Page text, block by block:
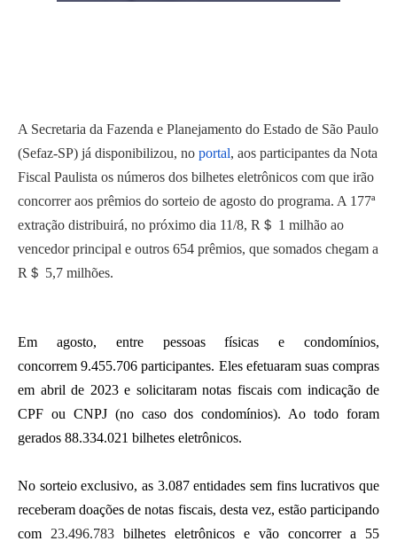
A Secretaria da Fazenda e Planejamento do Estado de São Paulo
(Sefaz-SP) já disponibilizou, no portal, aos participantes da Nota
Fiscal Paulista os números dos bilhetes eletrônicos com que irão
concorrer aos prêmios do sorteio de agosto do programa. A 177ª
extração distribuirá, no próximo dia 11/8, R＄ 1 milhão ao
vencedor principal e outros 654 prêmios, que somados chegam a
R＄ 5,7 milhões.
Em agosto, entre pessoas físicas e condomínios,
concorrem9.455.706participantes. Eles efetuaram suas compras
em abril de 2023 e solicitaram notas fiscais com indicação de
CPF ou CNPJ (no caso dos condomínios). Ao todo foram
gerados 88.334.021 bilhetes eletrônicos.
No sorteio exclusivo, as 3.087 entidades sem fins lucrativos que
receberam doações de notas fiscais, desta vez, estão participando
com 23.496.783 bilhetes eletrônicos e vão concorrer a 55